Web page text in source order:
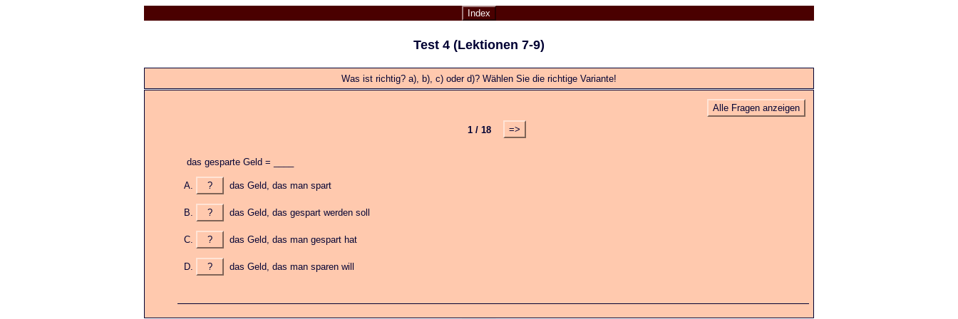
Index
Test 4 (Lektionen 7-9)
Was ist richtig? a), b), c) oder d)? Wählen Sie die richtige Variante!
Alle Fragen anzeigen
1 / 18 =>
das gesparte Geld = ____
? das Geld, das man spart
? das Geld, das gespart werden soll
? das Geld, das man gespart hat
? das Geld, das man sparen will